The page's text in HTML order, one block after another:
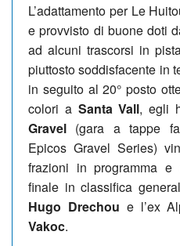
L’adattamento per Le
e provvisto di buone doti
ad alcuni trascorsi in
piuttosto soddisfacente in
in seguito al 20° posto
colori a Santa Vall, egli
Gravel (gara a tappe
Epicos Gravel Series)
frazioni in programma
finale in classifica
Hugo Drechou e l’ex
Vakoc.